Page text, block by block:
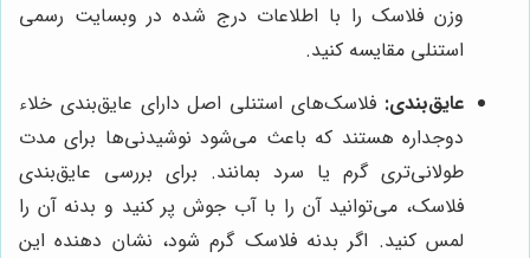
وزن فلاسک را با اطلاعات درج شده در وبسایت رسمی
استنلی مقایسه کنید.
عایق‌بندی: فلاسک‌های استنلی اصل دارای عایق‌بندی خلاء
دوجداره هستند که باعث می‌شود نوشیدنی‌ها برای مدت
طولانی‌تری گرم یا سرد بمانند. برای بررسی عایق‌بندی
فلاسک، می‌توانید آن را با آب جوش پر کنید و بدنه آن را
لمس کنید. اگر بدنه فلاسک گرم شود، نشان دهنده این